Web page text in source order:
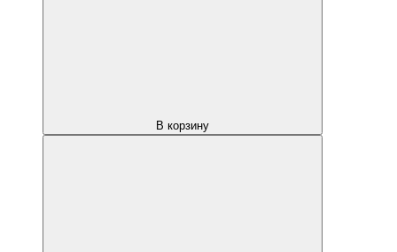
В корзину